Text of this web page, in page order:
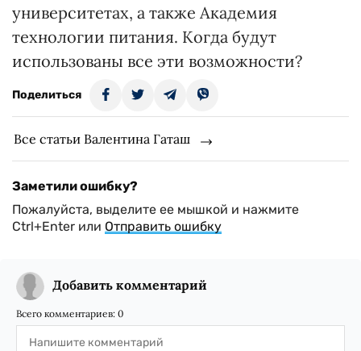
университетах, а также Академия
технологии питания. Когда будут
использованы все эти возможности?
Поделиться
Все статьи Валентина Гаташ
Заметили ошибку?
Пожалуйста, выделите ее мышкой и нажмите
Ctrl+Enter или Отправить ошибку
Добавить комментарий
Всего комментариев: 0